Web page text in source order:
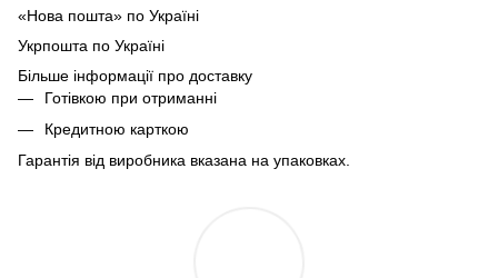
«Нова пошта» по Україні
Укрпошта по Україні
Більше інформації про доставку
Готівкою при отриманні
Кредитною карткою
Гарантія від виробника вказана на упаковках.